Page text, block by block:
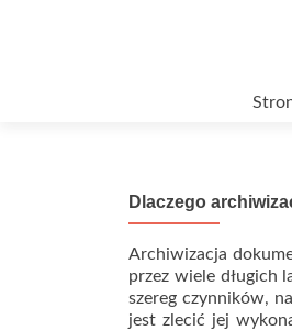
Dlaczego
Archiwizacja
przez wiele długich
szereg czynników,
jest zlecić jej